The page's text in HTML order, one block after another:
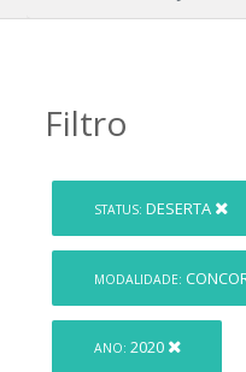
Filtro
STATUS: DESERTA
MODALIDADE:
ANO: 2020